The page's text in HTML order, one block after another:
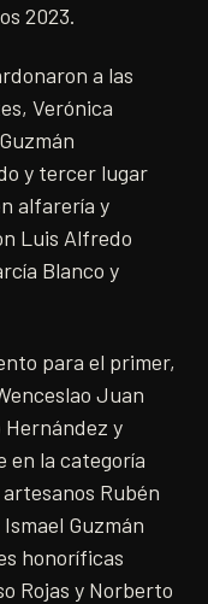
2023.
a las
Verónica
y tercer lugar
alfarería y
Luis Alfredo
Blanco y
para el primer,
Juan
Hernández y
en la categoría
Rubén
Guzmán
honoríficas
Rojas y Norberto